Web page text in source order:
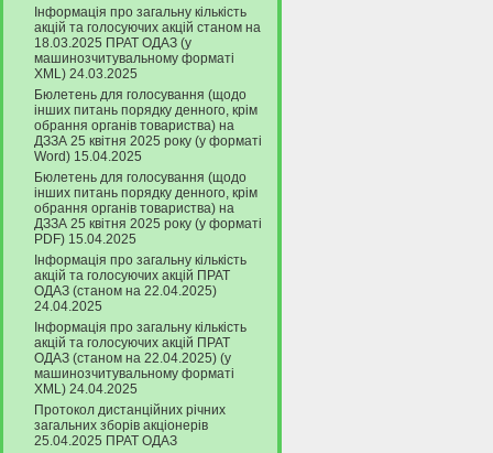
Інформація про загальну кількість
акцій та голосуючих акцій станом на
18.03.2025 ПРАТ ОДАЗ (у
машинозчитувальному форматі
XML) 24.03.2025
Бюлетень для голосування (щодо
інших питань порядку денного, крім
обрання органів товариства) на
ДЗЗА 25 квітня 2025 року (у форматі
Word) 15.04.2025
Бюлетень для голосування (щодо
інших питань порядку денного, крім
обрання органів товариства) на
ДЗЗА 25 квітня 2025 року (у форматі
PDF) 15.04.2025
Інформація про загальну кількість
акцій та голосуючих акцій ПРАТ
ОДАЗ (станом на 22.04.2025)
24.04.2025
Інформація про загальну кількість
акцій та голосуючих акцій ПРАТ
ОДАЗ (станом на 22.04.2025) (у
машинозчитувальному форматі
XML) 24.04.2025
Протокол дистанційних річних
загальних зборів акціонерів
25.04.2025 ПРАТ ОДАЗ